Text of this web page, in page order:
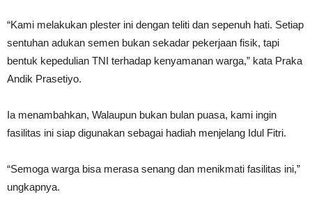
“Kami melakukan plester ini dengan teliti dan sepenuh hati. Setiap
sentuhan adukan semen bukan sekadar pekerjaan fisik, tapi
bentuk kepedulian TNI terhadap kenyamanan warga,” kata Praka
Andik Prasetiyo.
Ia menambahkan, Walaupun bukan bulan puasa, kami ingin
fasilitas ini siap digunakan sebagai hadiah menjelang Idul Fitri.
“Semoga warga bisa merasa senang dan menikmati fasilitas ini,”
ungkapnya.